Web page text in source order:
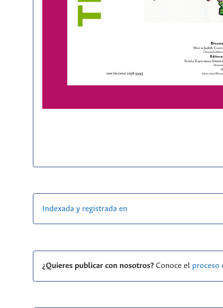
Indexada y registrada en
¿Quieres publicar con nosotros?Conoce el